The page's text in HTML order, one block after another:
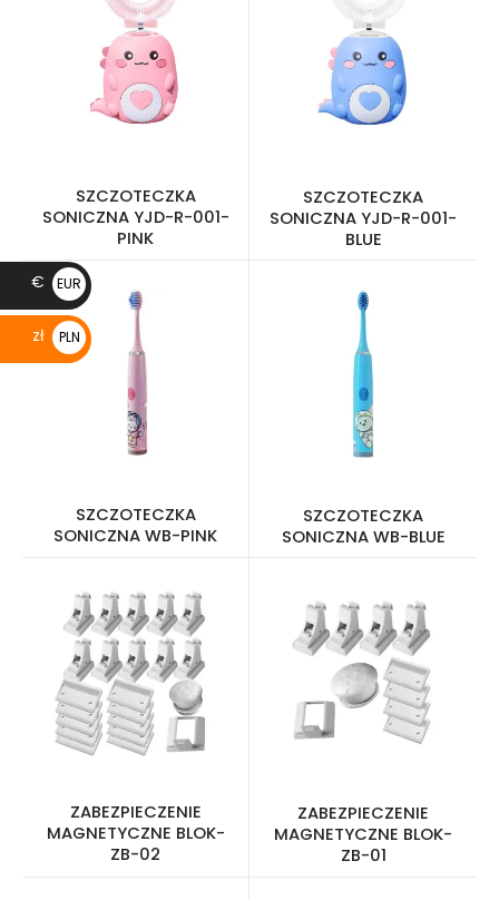
SZCZOTECZKA
SONICZNA YJD-R-001-
PINK
SZCZOTECZKA
SONICZNA YJD-R-001-
BLUE
SZCZOTECZKA
SONICZNA WB-PINK
SZCZOTECZKA
SONICZNA WB-BLUE
ZABEZPIECZENIE
MAGNETYCZNE BLOK-
ZB-02
ZABEZPIECZENIE
MAGNETYCZNE BLOK-
ZB-01
€
EUR
€
zł
PLN
zł